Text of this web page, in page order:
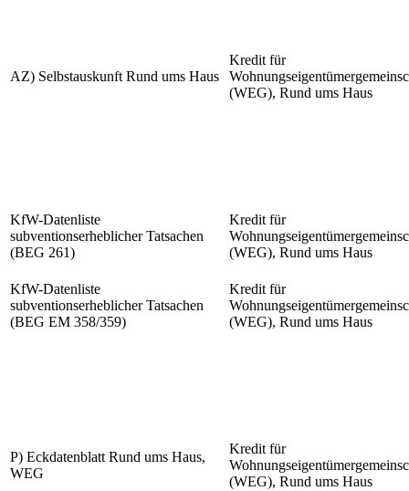
AZ) Selbstauskunft Rund ums Haus
Kredit für
(WEG), Rund ums Haus
KfW-Datenliste
subventionserheblicher Tatsachen
(BEG 261)
Kredit für
(WEG), Rund ums Haus
KfW-Datenliste
subventionserheblicher Tatsachen
(BEG EM 358/359)
Kredit für
(WEG), Rund ums Haus
P) Eckdatenblatt Rund ums Haus,
WEG
Kredit für
(WEG), Rund ums Haus